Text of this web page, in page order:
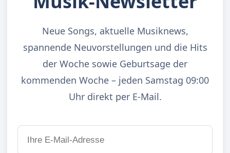
Neue Songs, aktuelle Musiknews,
spannende Neuvorstellungen und die Hits
der Woche sowie Geburtsage der
kommenden Woche – jeden Samstag 09:00
Uhr direkt per E-Mail.